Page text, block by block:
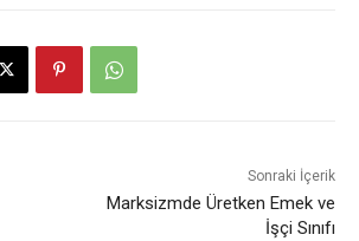
Sonraki İçerik
Marksizmde Üretken Emek ve
İşçi Sınıfı